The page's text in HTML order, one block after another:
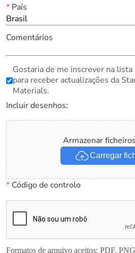
*País
Brasil
Comentários
Gostaria de me inscrever na
para receber actualizações da
Materials.
Incluir desenhos:
Armazenar
Carregar
*Código de controlo
Formatos de arquivo aceitos: PDF,